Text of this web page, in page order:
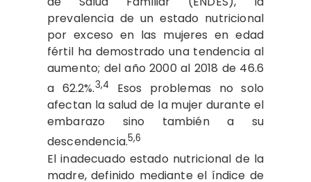
prevalencia de un estado nutricional
por exceso en las mujeres en edad
fértil ha demostrado una tendencia al
aumento; del año 2000 al 2018 de 46.6
a 62.2%.3,4
Esos problemas no solo
afectan la salud de la mujer durante el
embarazo sino también a su
descendencia.5,6
El inadecuado estado nutricional de la
madre, definido mediante el índice de